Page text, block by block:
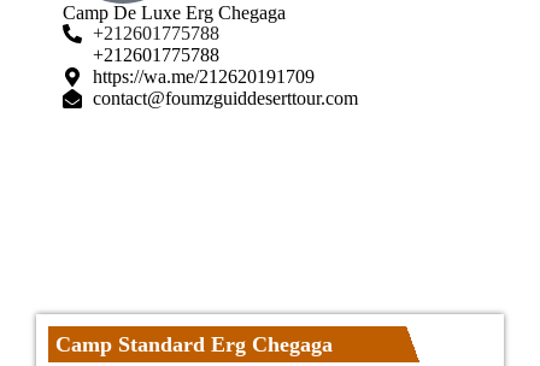
Camp De Luxe Erg Chegaga
+212601775788
+212601775788
https://wa.me/212620191709
contact@foumzguiddeserttour.com
Camp Standard Erg Chegaga